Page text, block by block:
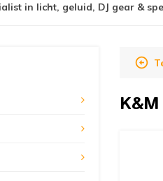
in licht, geluid, DJ gear &
K&M